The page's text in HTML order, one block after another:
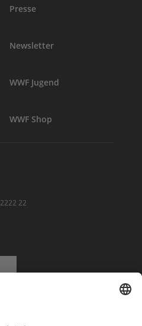
Presse
Newsletter
WWF Jugend
WWF Shop
22